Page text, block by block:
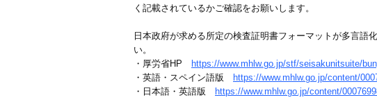
く記載されているかご確認をお願いします。
日本政府が求める所定の検査証明書フォーマットが多言語
い。
・厚労省HP
https://www.mhlw.go.jp/stf/seisakunitsuite/
・英語・スペイン語版
https://www.mhlw.go.jp/content/
・日本語・英語版
https://www.mhlw.go.jp/content/